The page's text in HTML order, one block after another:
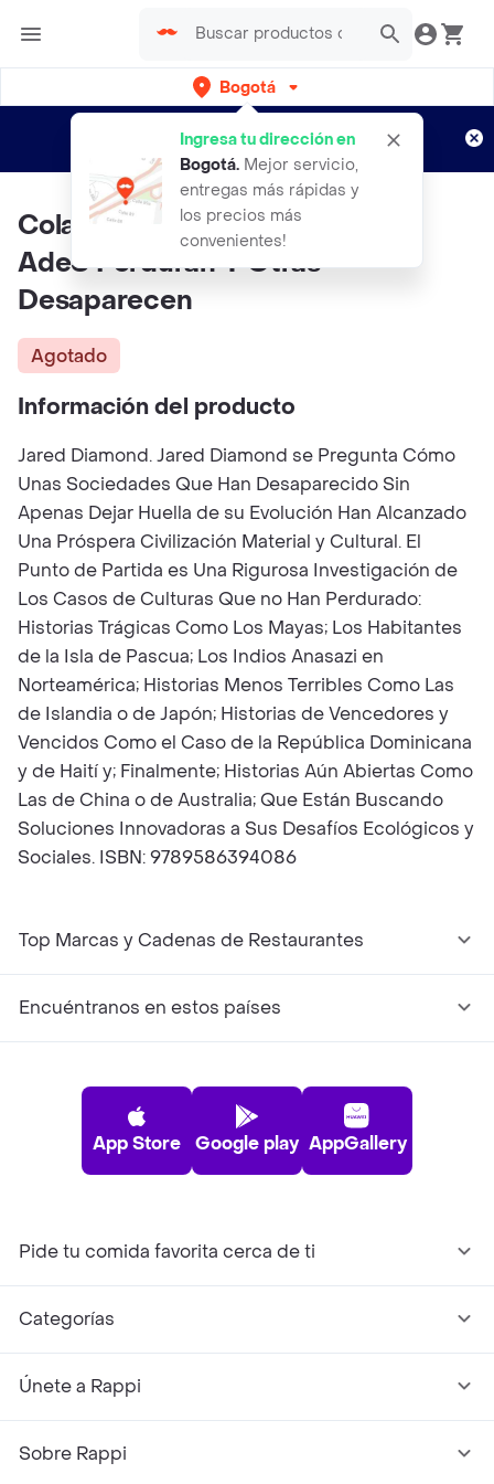
Bogotá
Ingresa tu dirección en
Bogotá. Mejor servicio,
entregas más rápidas y
los precios más
convenientes!
envíos gratis por semanas
Aplican TyC
Colapso. Por Que Unas Socied
AdeS Perduran Y Otras
Desaparecen
Agotado
Información del producto
Jared Diamond. Jared Diamond se Pregunta Cómo
Unas Sociedades Que Han Desaparecido Sin
Apenas Dejar Huella de su Evolución Han Alcanzado
Una Próspera Civilización Material y Cultural. El
Punto de Partida es Una Rigurosa Investigación de
Los Casos de Culturas Que no Han Perdurado:
Historias Trágicas Como Los Mayas; Los Habitantes
de la Isla de Pascua; Los Indios Anasazi en
Norteamérica; Historias Menos Terribles Como Las
de Islandia o de Japón; Historias de Vencedores y
Vencidos Como el Caso de la República Dominicana
y de Haití y; Finalmente; Historias Aún Abiertas Como
Las de China o de Australia; Que Están Buscando
Soluciones Innovadoras a Sus Desafíos Ecológicos y
Sociales. ISBN: 9789586394086
Top Marcas y Cadenas de Restaurantes
Encuéntranos en estos países
App Store Google play AppGallery
Pide tu comida favorita cerca de ti
Categorías
Únete a Rappi
Sobre Rappi